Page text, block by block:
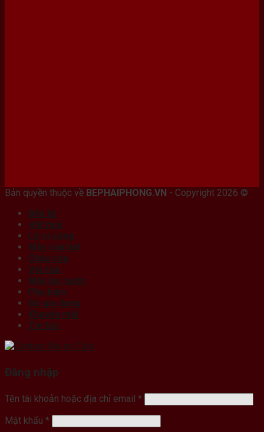
Bản quyền thuộc về BEPHAIPHONG.VN - Copyright 2026 ©
Bếp từ
Hút mùi
Lò vi sóng
Máy rửa bát
Chậu rửa
Vòi rửa
Máy lọc nước
Phụ kiện
Đồ gia dụng
Khuyến mãi
Tin tức
Đăng nhập
Tên tài khoản hoặc địa chỉ email *
Mật khẩu *